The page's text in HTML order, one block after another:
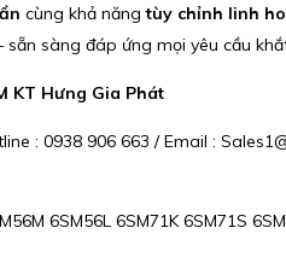
cùng khả năngtùy chỉnh linh
sàng đáp ứng mọi yêu cầu
KT Hưng Gia Phát
: 0938 906 663 / Email :
6SM56L 6SM71K 6SM71S